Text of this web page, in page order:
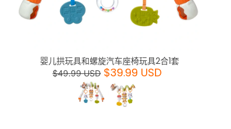
婴儿拱玩具和螺旋汽车座椅玩具2合1套
$49.99 USD $39.99 USD